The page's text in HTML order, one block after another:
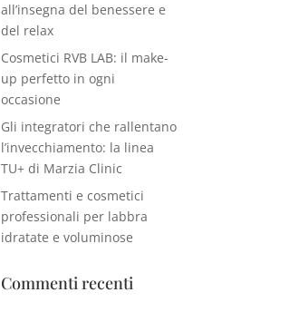
all’insegna del benessere e
del relax
Cosmetici RVB LAB: il make-
up perfetto in ogni
occasione
Gli integratori che rallentano
l’invecchiamento: la linea
TU+ di Marzia Clinic
Trattamenti e cosmetici
professionali per labbra
idratate e voluminose
Commenti recenti